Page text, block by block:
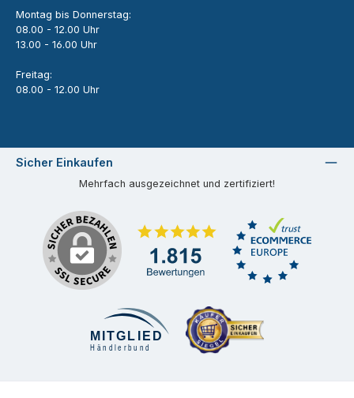
Montag bis Donnerstag:
08.00 - 12.00 Uhr
13.00 - 16.00 Uhr
Freitag:
08.00 - 12.00 Uhr
Sicher Einkaufen
Mehrfach ausgezeichnet und zertifiziert!